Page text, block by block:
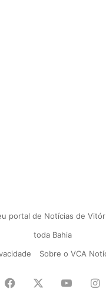
portal de Notícias de
toda Bahia
Sobre o VCA
Facebook